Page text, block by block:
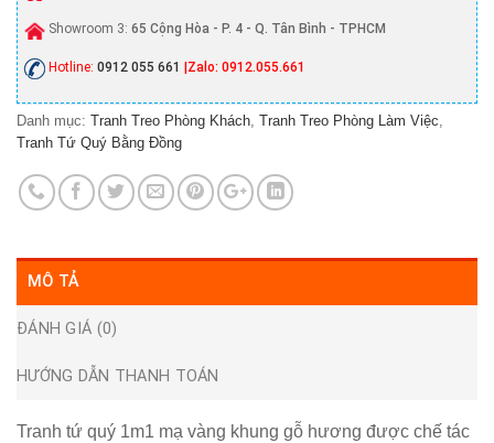
Showroom 3: 65 Cộng Hòa - P. 4 - Q. Tân Bình - TPHCM
Hotline: 0912 055 661 |Zalo: 0912.055.661
Danh mục: Tranh Treo Phòng Khách, Tranh Treo Phòng Làm Việc,
Tranh Tứ Quý Bằng Đồng
MÔ TẢ
ĐÁNH GIÁ (0)
HƯỚNG DẪN THANH TOÁN
Tranh tứ quý 1m1 mạ vàng khung gỗ hương được chế tác